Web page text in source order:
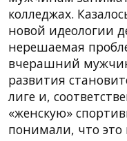
колледжах.
новой идеологии
нерешаемая
вчерашний
развития
лиге и,
«женскую»
понимали, что это